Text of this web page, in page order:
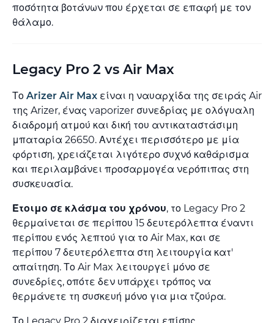
ποσότητα βοτάνων που έρχεται σε επαφή με τον
θάλαμο.
Legacy Pro 2 vs Air Max
Το Arizer Air Max είναι η ναυαρχίδα της σειράς Air
της Arizer, ένας vaporizer συνεδρίας με ολόγυαλη
διαδρομή ατμού και δική του αντικαταστάσιμη
μπαταρία 26650. Αντέχει περισσότερο με μία
φόρτιση, χρειάζεται λιγότερο συχνό καθάρισμα
και περιλαμβάνει προσαρμογέα νερόπιπας στη
συσκευασία.
Έτοιμο σε κλάσμα του χρόνου, το Legacy Pro 2
θερμαίνεται σε περίπου 15 δευτερόλεπτα έναντι
περίπου ενός λεπτού για το Air Max, και σε
περίπου 7 δευτερόλεπτα στη λειτουργία κατ'
απαίτηση. Το Air Max λειτουργεί μόνο σε
συνεδρίες, οπότε δεν υπάρχει τρόπος να
θερμάνετε τη συσκευή μόνο για μια τζούρα.